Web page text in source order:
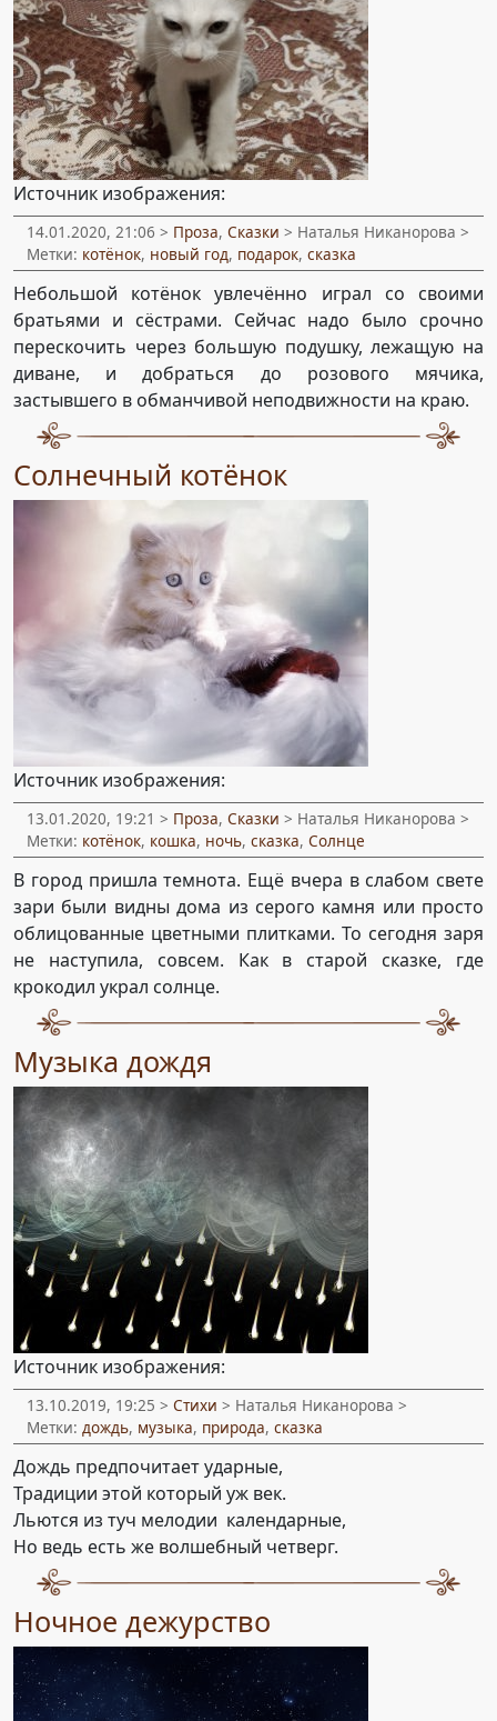
Источник изображения:
14.01.2020, 21:06 > Проза, Сказки > Наталья Никанорова >
Метки: котёнок, новый год, подарок, сказка
Небольшой котёнок увлечённо играл со своими
братьями и сёстрами. Сейчас надо было срочно
перескочить через большую подушку, лежащую на
диване, и добраться до розового мячика,
застывшего в обманчивой неподвижности на краю.
Солнечный котёнок
Источник изображения:
13.01.2020, 19:21 > Проза, Сказки > Наталья Никанорова >
Метки: котёнок, кошка, ночь, сказка, Солнце
В город пришла темнота. Ещё вчера в слабом свете
зари были видны дома из серого камня или просто
облицованные цветными плитками. То сегодня заря
не наступила, совсем. Как в старой сказке, где
крокодил украл солнце.
Музыка дождя
Источник изображения:
13.10.2019, 19:25 > Стихи > Наталья Никанорова >
Метки: дождь, музыка, природа, сказка
Дождь предпочитает ударные,
Традиции этой который уж век.
Льются из туч мелодии календарные,
Но ведь есть же волшебный четверг.
Ночное дежурство